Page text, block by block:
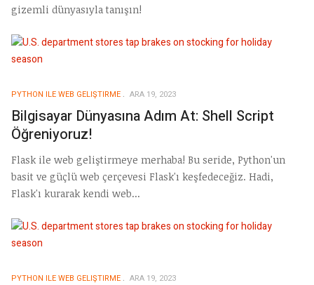
gizemli dünyasıyla tanışın!
PYTHON ILE WEB GELIŞTIRME ARA 19, 2023
Bilgisayar Dünyasına Adım At: Shell Script
Öğreniyoruz!
Flask ile web geliştirmeye merhaba! Bu seride, Python'un
basit ve güçlü web çerçevesi Flask'ı keşfedeceğiz. Hadi,
Flask'ı kurarak kendi web...
PYTHON ILE WEB GELIŞTIRME ARA 19, 2023